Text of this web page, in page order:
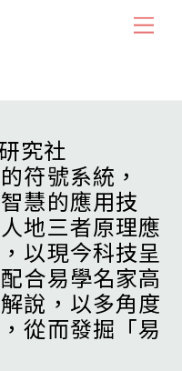
究社
符號系統，
慧的應用技
地三者原理應
以現今科技呈
合易學名家高
說，以多角度
從而發掘「易